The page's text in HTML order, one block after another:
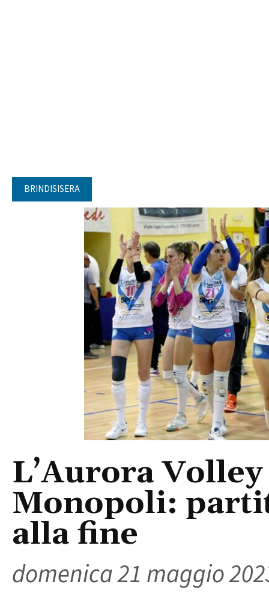
BRINDISISERA
L’Aurora
Monopoli:
alla fine
domenica 21 maggio